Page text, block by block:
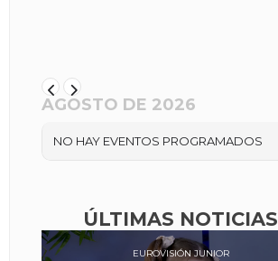
AGOSTO DE 2026
NO HAY EVENTOS PROGRAMADOS
ÚLTIMAS NOTICIAS
EUROVISIÓN JUNIOR